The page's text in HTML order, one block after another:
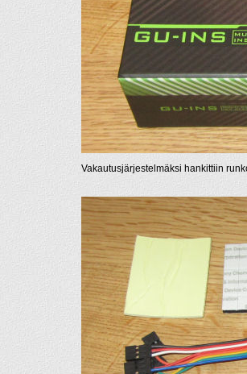
Vakautusjärjestelmäksi hankittiin